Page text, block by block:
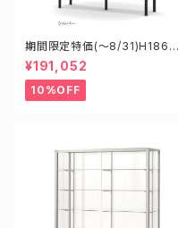
期間限定特価(～8/31)H1860
8S W1800D6000H1800mm
新型業務用ガラスケース ショー
ケース
¥191,052
10%OFF